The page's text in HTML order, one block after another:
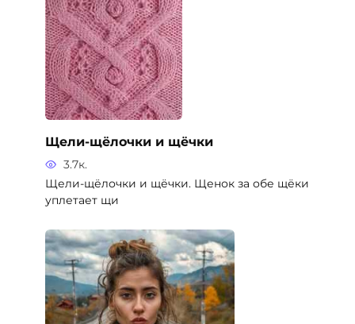
Щели-щёлочки и щёчки
3.7к.
Щели-щёлочки и щёчки. Щенок за обе щёки
уплетает щи